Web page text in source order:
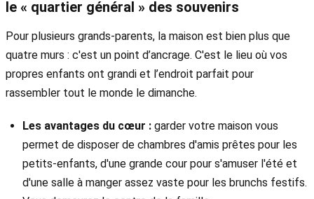
le « quartier général » des souvenirs
Pour plusieurs grands-parents, la maison est bien plus que
quatre murs : c'est un point d’ancrage. C'est le lieu où vos
propres enfants ont grandi et l’endroit parfait pour
rassembler tout le monde le dimanche.
Les avantages du cœur : garder votre maison vous
permet de disposer de chambres d'amis prêtes pour les
petits-enfants, d'une grande cour pour s'amuser l'été et
d'une salle à manger assez vaste pour les brunchs festifs.